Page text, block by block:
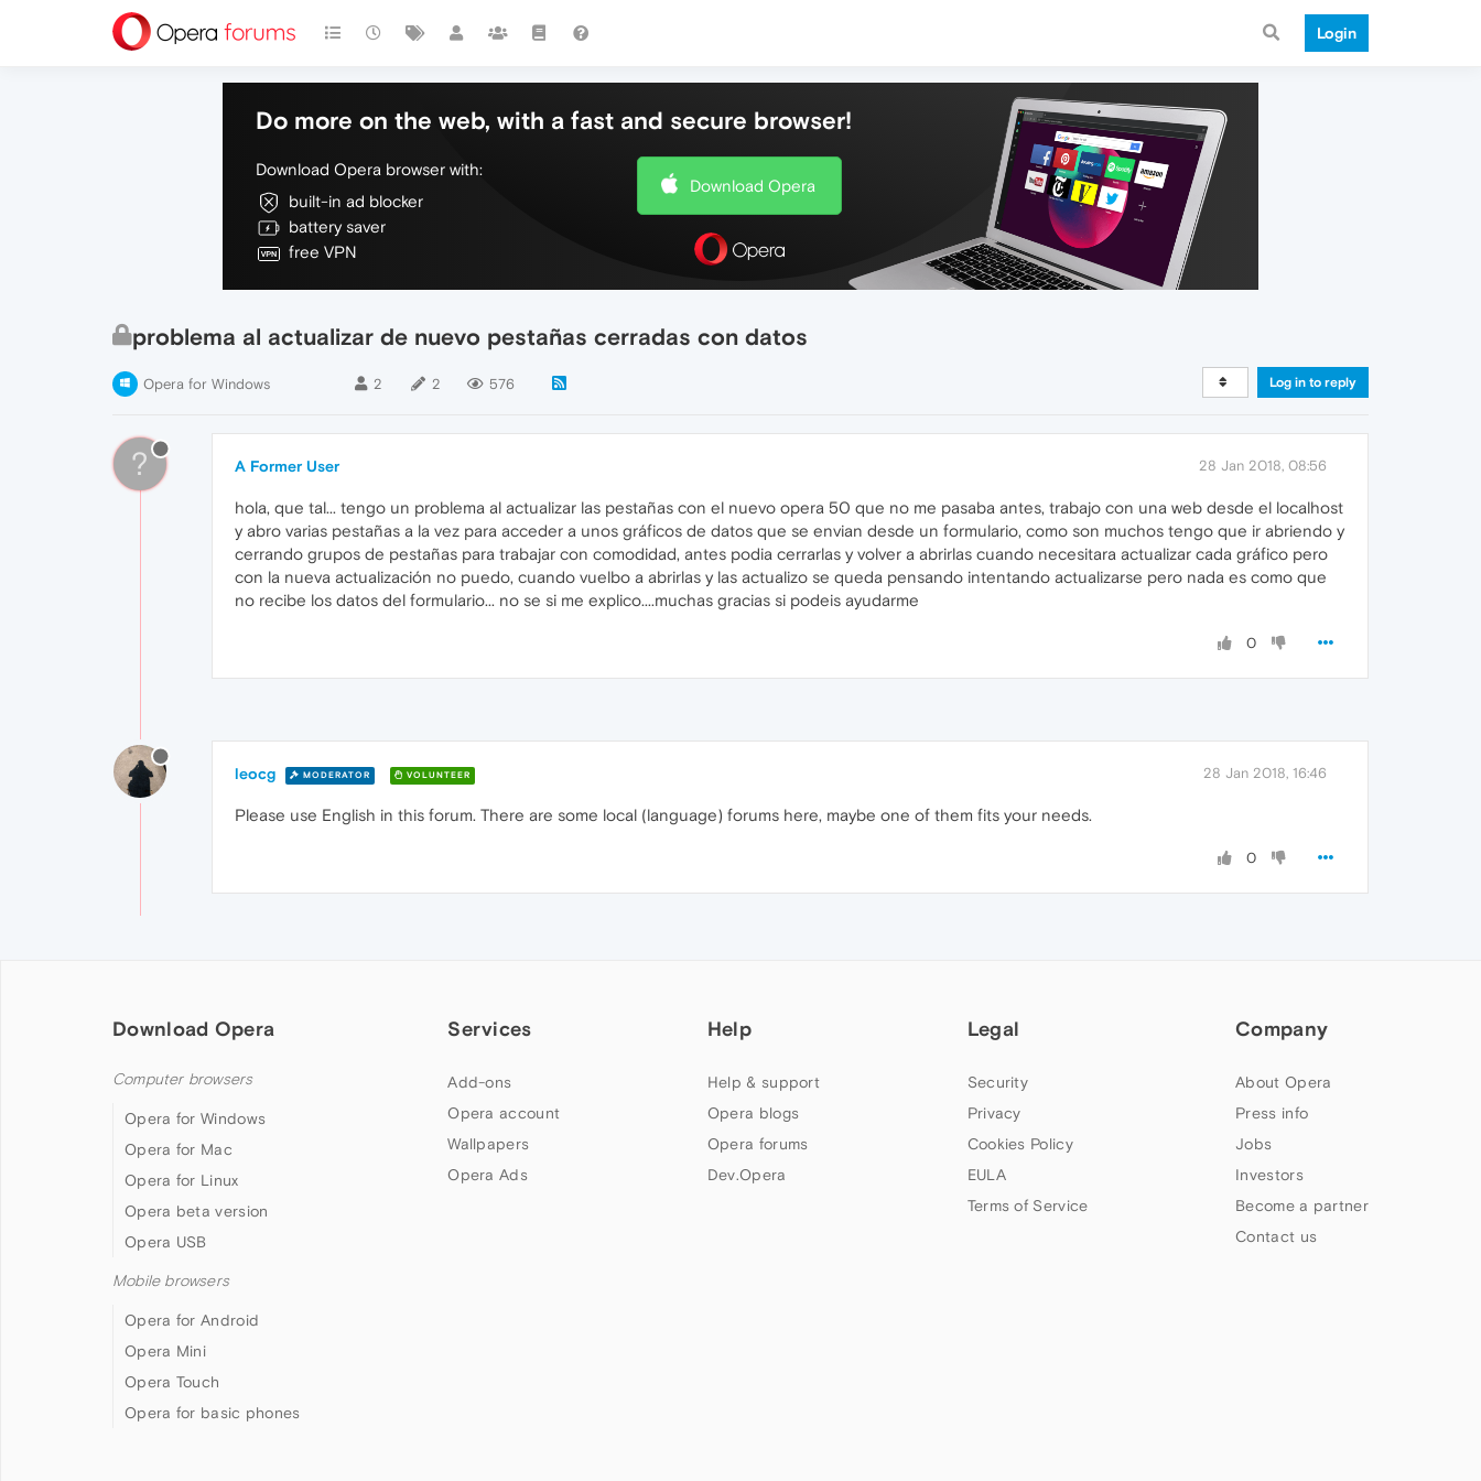
Login
Do more on the web, with a fast and secure browser!
Download Opera browser with:
built-in ad blocker
battery saver
free VPN
Download Opera
problema al actualizar de nuevo pestañas cerradas con datos
Opera for Windows 2 2 576 Log in to reply
? A Former User 28 Jan 2018, 08:56
hola, que tal... tengo un problema al actualizar las pestañas con el nuevo opera 50 que no me pasaba antes, trabajo con una web desde el localhost
y abro varias pestañas a la vez para acceder a unos gráficos de datos que se envian desde un formulario, como son muchos tengo que ir abriendo y
cerrando grupos de pestañas para trabajar con comodidad, antes podia cerrarlas y volver a abrirlas cuando necesitara actualizar cada gráfico pero
con la nueva actualización no puedo, cuando vuelbo a abrirlas y las actualizo se queda pensando intentando actualizarse pero nada es como que
no recibe los datos del formulario... no se si me explico....muchas gracias si podeis ayudarme
0
leocg MODERATOR VOLUNTEER 28 Jan 2018, 16:46
Please use English in this forum. There are some local (language) forums here, maybe one of them fits your needs.
0
Download Opera
Computer browsers
Opera for Windows
Opera for Mac
Opera for Linux
Opera beta version
Opera USB
Mobile browsers
Opera for Android
Opera Mini
Opera Touch
Opera for basic phones
Services
Add-ons
Opera account
Wallpapers
Opera Ads
Help
Help & support
Opera blogs
Opera forums
Dev.Opera
Legal
Security
Privacy
Cookies Policy
EULA
Terms of Service
Company
About Opera
Press info
Jobs
Investors
Become a partner
Contact us